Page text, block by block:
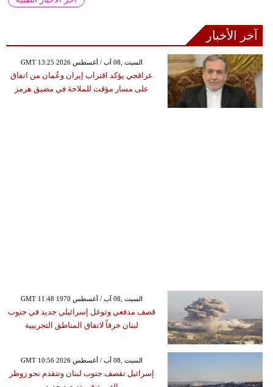
آخر الأخبار
GMT 13:25 2026 السبت ,08 آب / أغسطس
عراقجي يؤكد اقتراب إيران وعُمان من اتفاق
على مسار مؤقت للملاحة في مضيق هرمز
GMT 11:48 1970 السبت ,08 آب / أغسطس
قصف مدفعي وتوغل إسرائيلي جديد في جنوب
لبنان خرقاً لاتفاق المناطق التجريبية
GMT 10:56 2026 السبت ,08 آب / أغسطس
إسرائيل تقصف جنوب لبنان وتتقدم نحو زوطر